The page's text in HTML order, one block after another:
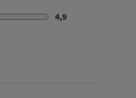
4,9